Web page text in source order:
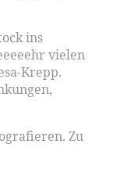
ins
vielen
Krepp.
Zu